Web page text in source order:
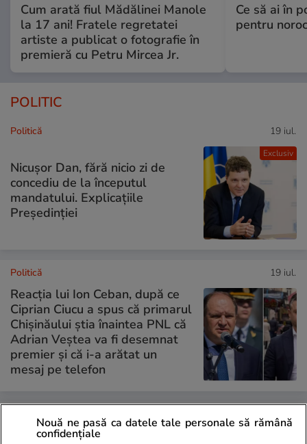
Cum arată fiul Mădălinei Manole
la 17 ani! Fratele regretatei
artiste a publicat o fotografie în
premieră cu Petru Mircea Jr.
Ce să ai în
pentru
POLITIC
Exclusiv
Politică 19 iul.
Nicușor Dan, fără nicio zi de
concediu de la începutul
mandatului. Explicațiile
Președinției
Politică 19 iul.
Reacția lui Ion Ceban, după ce
Ciprian Ciucu a spus că primarul
Chișinăului știa înaintea PNL că
Adrian Veștea va fi desemnat
premier și că i-a arătat un
mesaj pe telefon
PARTENERI
Nouă ne pasă ca datele tale personale să rămână
confidențiale